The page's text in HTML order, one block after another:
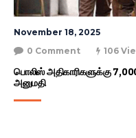
November 18, 2025
0 Comment
106
பொலிஸ் அதிகாரிகளுக்கு
அனுமதி